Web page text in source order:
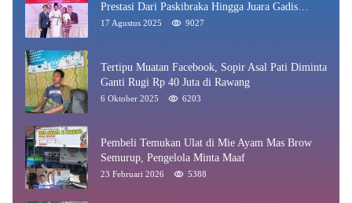
Prestasi Dari Paskibraka Hingga Juara Gadis
Kerinci 2025
17 Agustus 2025 9027
Tertipu Muatan Facebook, Sopir Asal Pati Diminta
Ganti Rugi Rp 40 Juta di Rawang
6 Oktober 2025 6203
Pembeli Temukan Ulat di Mie Ayam Mas Brow
Semurup, Pengelola Minta Maaf
23 Februari 2026 5388